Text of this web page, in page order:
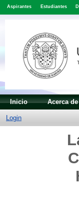
Aspirantes Estudiantes
Inicio Acerca de
Login